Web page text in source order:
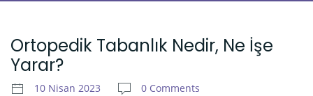
Ortopedik Tabanlık Nedir, Ne İşe
Yarar?
10 Nisan 2023 0 Comments